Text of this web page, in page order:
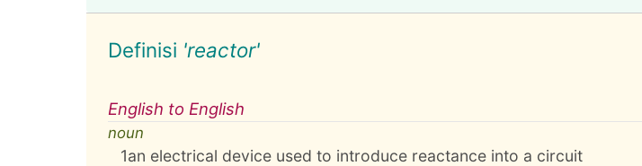
Definisi 'reactor'
English to English
noun
1an electrical device used to introduce reactance into a circuit